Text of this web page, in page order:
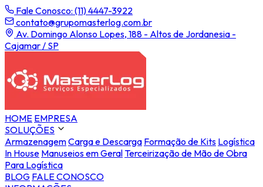
Fale Conosco: (11) 4447-3922
contato@grupomasterlog.com.br
Av. Domingo Alonso Lopes, 188 - Altos de Jordanesia -
Cajamar / SP
HOME EMPRESA
SOLUÇÕES
ArmazenagemCarga e Descarga Formação de Kits Logística
In House Manuseios em GeralTerceirização de Mão de Obra
Para Logística
BLOG FALE CONOSCO